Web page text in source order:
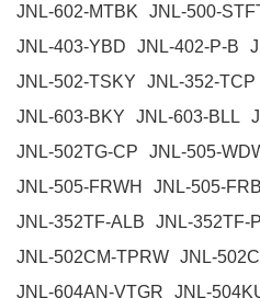
JNL-602-MTBK
JNL-500-
JNL-403-YBD
JNL-402-P-B
JNL-502-TSKY
JNL-352-TCP
JNL-603-BKY
JNL-603-BLL
JNL-502TG-CP
JNL-505-
JNL-505-FRWH
JNL-505-
JNL-352TF-ALB
JNL-352TF-
JNL-502CM-TPRW JNL-
JNL-604AN-VTGR
JNL-